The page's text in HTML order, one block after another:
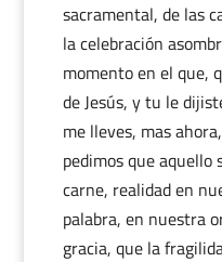
sacramental, de las
la celebración
momento en el que,
de Jesús, y tu le
me lleves, mas
pedimos que
carne, realidad en
palabra, en nuestra
gracia, que la